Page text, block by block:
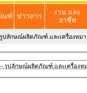
ณฑ์ ข่าวสาร
งาน และ
อาชีพ
ปลักษณ์ผลิตภัณฑ์.และเครื่องหมา